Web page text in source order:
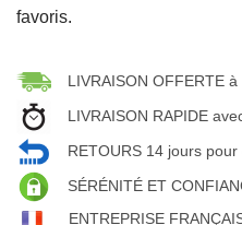
favoris.
LIVRAISON OFFERTE
LIVRAISON RAPIDE
RETOURS 14 jours pour
SÉRÉNITÉ ET
ENTREPRISE